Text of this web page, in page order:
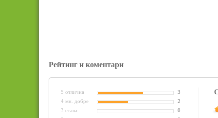
Рейтинг и коментари
5 отлична
3
4 мн. добре
2
3 става
0